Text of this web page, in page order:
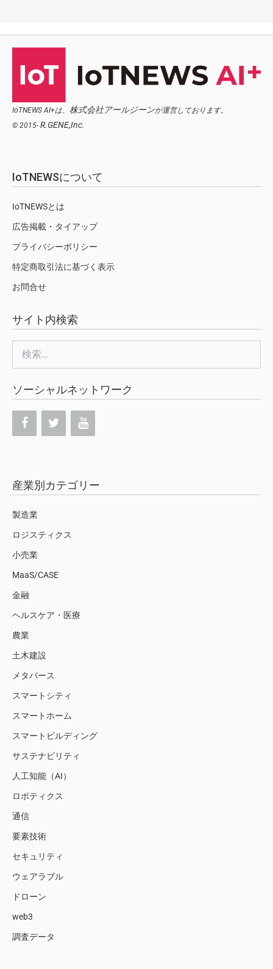
IoTNEWS AI+は、 株式会社アールジーンが運営しております。
© 2015- R.GENE,Inc.
IoTNEWSについて
IoTNEWSとは
広告掲載・タイアップ
プライバシーポリシー
特定商取引法に基づく表示
お問合せ
サイト内検索
索:
ソーシャルネットワーク
産業別カテゴリー
製造業
ロジスティクス
小売業
MaaS/CASE
金融
ヘルスケア・医療
農業
土木建設
メタバース
スマートシティ
スマートホーム
スマートビルディング
サステナビリティ
人工知能（AI）
ロボティクス
通信
要素技術
セキュリティ
ウェアラブル
ドローン
web3
調査データ